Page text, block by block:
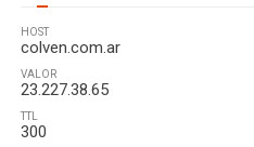
HOST
colven.com.ar
VALOR
23.227.38.65
TTL
300